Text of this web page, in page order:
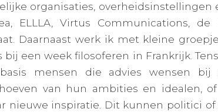
organisaties,
ELLLA, Virtus Communications,
Daarnaast werk ik met kleine
bij een week filosoferen in Frankrijk.
mensen die advies wensen bij
van hun ambities en idealen,
nieuwe inspiratie. Dit kunnen politici of